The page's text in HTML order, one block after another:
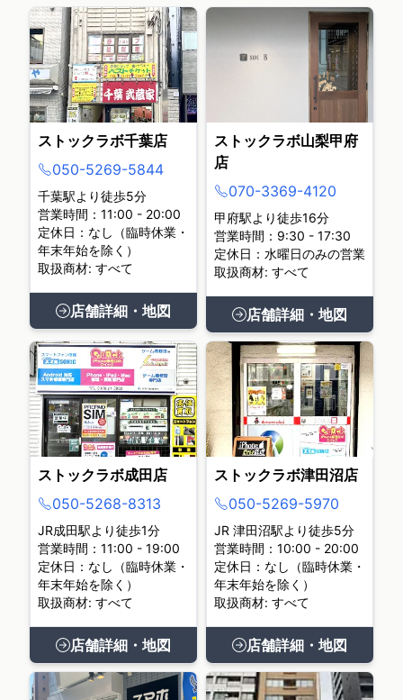
ストックラボ千葉店
050-5269-5844
千葉駅より徒歩5分
営業時間：11:00 - 20:00
定休日：なし（臨時休業・
年末年始を除く）
取扱商材: すべて
店舗詳細・地図
ストックラボ山梨甲府
店
070-3369-4120
甲府駅より徒歩16分
営業時間：9:30 - 17:30
定休日：水曜日のみの営業
取扱商材: すべて
店舗詳細・地図
ストックラボ成田店
050-5268-8313
JR成田駅より徒歩1分
営業時間：11:00 - 19:00
定休日：なし（臨時休業・
年末年始を除く）
取扱商材: すべて
店舗詳細・地図
ストックラボ津田沼店
050-5269-5970
JR 津田沼駅より徒歩5分
営業時間：10:00 - 20:00
定休日：なし（臨時休業・
年末年始を除く）
取扱商材: すべて
店舗詳細・地図